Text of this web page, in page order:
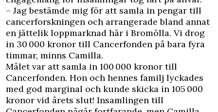
– Jag bestämde mig för att samla in pengar till
cancerforskningen och arrangerade bland annat
en jättelik loppmarknad här i Bromölla. Vi drog
in 30 000 kronor till Cancerfonden på bara fyra
timmar, minns Camilla.
Målet var att samla in 100 000 kronor till
Cancerfonden. Hon och hennes familj lyckades
med god marginal och kunde skicka in 105 000
kronor vid årets slut! Insamlingen till